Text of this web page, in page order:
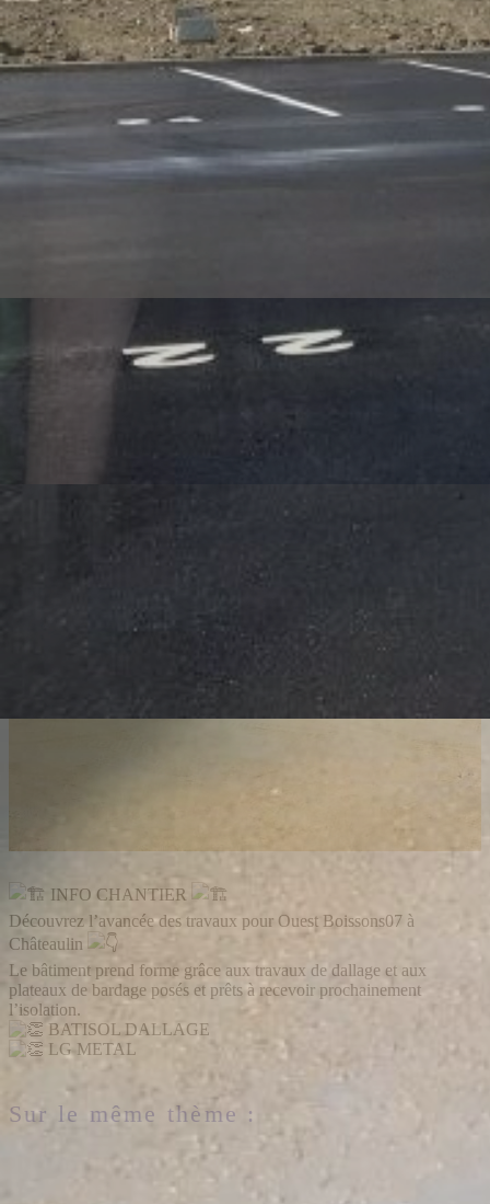
INFO CHANTIER
Découvrez l’avancée des travaux pour Ouest Boissons07 à
Châteaulin
Le bâtiment prend forme grâce aux travaux de dallage et aux
plateaux de bardage posés et prêts à recevoir prochainement
l’isolation.
BATISOL DALLAGE
LG METAL
Sur le même thème :